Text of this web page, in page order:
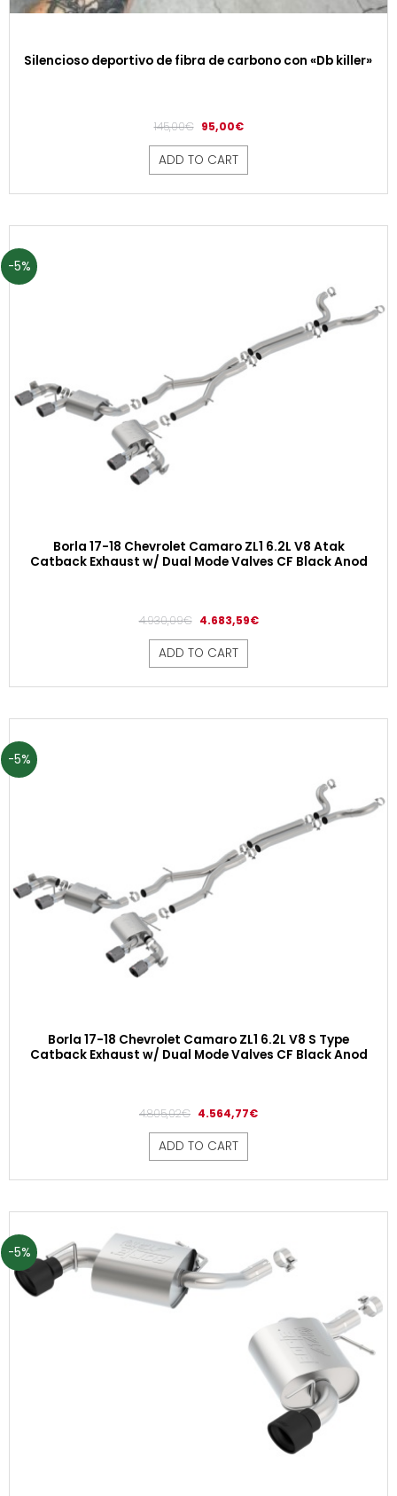
Silencioso deportivo de fibra de carbono con «Db killer»
145,00€ 95,00€
ADD TO CART
-5%
Borla 17-18 Chevrolet Camaro ZL1 6.2L V8 Atak
Catback Exhaust w/ Dual Mode Valves CF Black Anod
4.930,09€ 4.683,59€
ADD TO CART
-5%
Borla 17-18 Chevrolet Camaro ZL1 6.2L V8 S Type
Catback Exhaust w/ Dual Mode Valves CF Black Anod
4.805,02€ 4.564,77€
ADD TO CART
-5%